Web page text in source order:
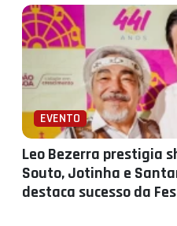
EVENTO
Leo Bezerra prestigia
Souto, Jotinha e
destaca sucesso da